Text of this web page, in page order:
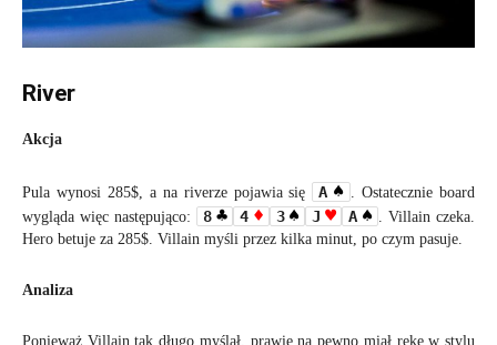
River
Akcja
Pula wynosi 285$, a na riverze pojawia się A
. Ostatecznie board
wygląda więc następująco:
8 4 3 J A
. Villain czeka.
Hero betuje za 285$. Villain myśli przez kilka minut, po czym pasuje.
Analiza
Ponieważ Villain tak długo myślał, prawie na pewno miał rękę w stylu